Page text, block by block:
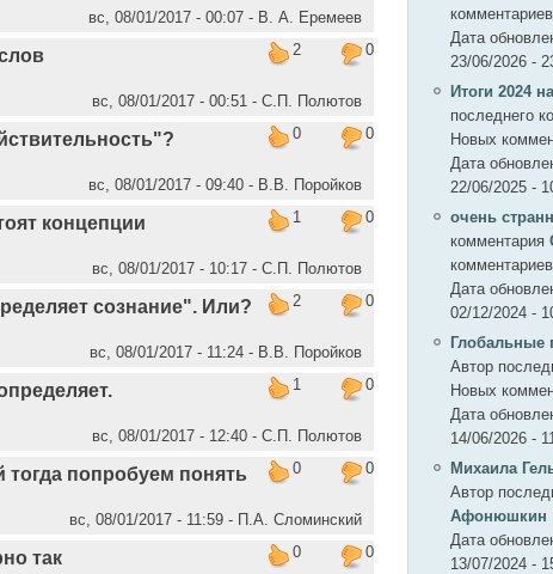
вс, 08/01/2017 - 00:07 - В. А. Еремеев
2
0
вс, 08/01/2017 - 00:51 - C.П. Полютов
0
0
вс, 08/01/2017 - 09:40 - В.В. Поройков
1
0
концепции
вс, 08/01/2017 - 10:17 - C.П. Полютов
2
0
сознание". Или?
вс, 08/01/2017 - 11:24 - В.В. Поройков
1
0
вс, 08/01/2017 - 12:40 - C.П. Полютов
0
0
тогда попробуем понять
вс, 08/01/2017 - 11:59 - П.А. Сломинский
0
0
так
Дата
23/06/2026 -
Итоги 2024
последнего
Новых
Дата
22/06/2025 -
очень
комментария
Дата
02/12/2024 -
Глобальные
Автор
Новых
Дата
14/06/2026 -
Михаила
Автор
Афонюшкин
Дата
13/07/2024 -